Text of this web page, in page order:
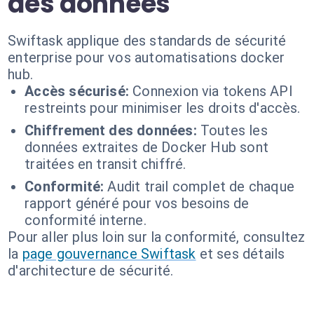
Swiftask applique des standards de sécurité
enterprise pour vos automatisations docker
hub.
Accès sécurisé: Connexion via tokens API
restreints pour minimiser les droits d'accès.
Chiffrement des données: Toutes les
données extraites de Docker Hub sont
traitées en transit chiffré.
Conformité: Audit trail complet de chaque
rapport généré pour vos besoins de
conformité interne.
Pour aller plus loin sur la conformité, consultez
la page gouvernance Swiftask et ses détails
d'architecture de sécurité.